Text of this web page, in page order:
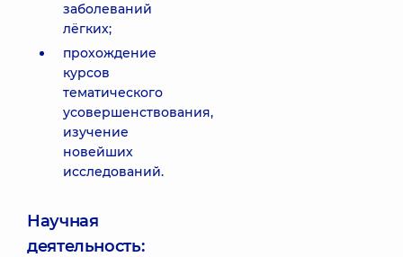
заболеваний
лёгких;
прохождение
курсов
тематического
усовершенствования,
изучение
новейших
исследований.
Научная
деятельность: